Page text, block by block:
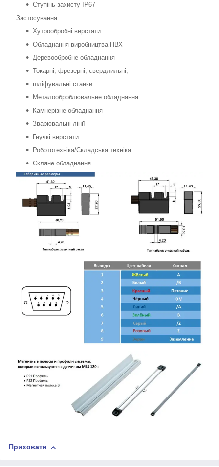
Ступінь захисту IP67
Застосування:
Хутрообробні верстати
Обладнання виробництва ПВХ
Деревообробне обладнання
Токарні, фрезерні, свердлильні,
шліфувальні станки
Металооброблювальне обладнання
Камнерізне обладнання
Зварювальні лінії
Гнучкі верстати
Робототехніка/Складська техніка
Скляне обладнання
Приховати